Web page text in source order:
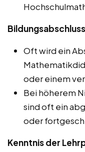
Bildungsabschluss
Oft wird ein
oder einem
Bei höherem
sind oft ein
oder
Kenntnis der